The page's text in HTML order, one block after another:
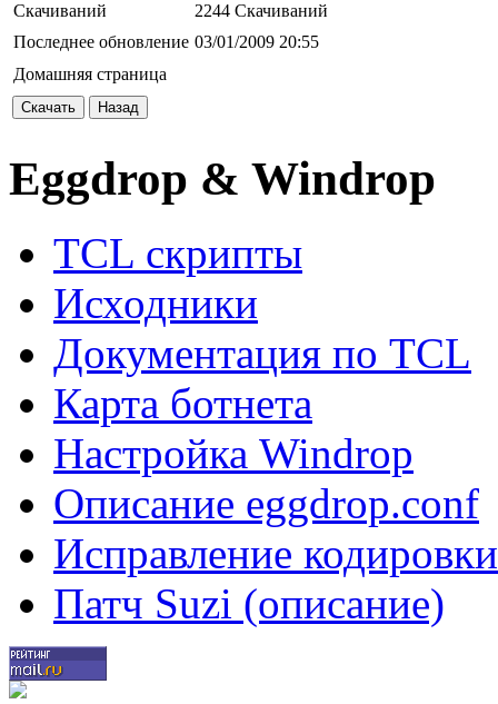
Скачиваний
2244 Скачиваний
Последнее обновление 03/01/2009 20:55
Домашняя страница
Скачать Назад
Eggdrop & Windrop
TCL скрипты
Исходники
Документация по TCL
Карта ботнета
Настройка Windrop
Описание eggdrop.conf
Исправление кодировки
Патч Suzi (описание)